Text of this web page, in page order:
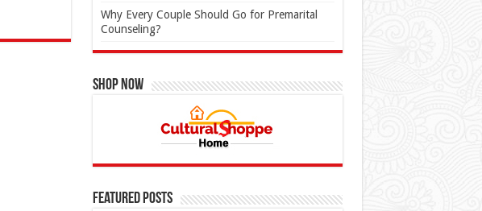
Why Every Couple Should Go for Premarital
Counseling?
Shop Now
Featured Posts